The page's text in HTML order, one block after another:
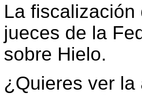
La
jueces de la
sobre Hielo.
¿Quieres ver